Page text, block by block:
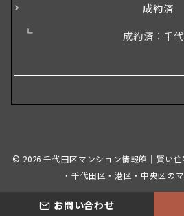
成約済
成約済：千
© 2026千代田区マンション情報館｜賢い
・千代田区・港区・中央区の
お問い合わせ